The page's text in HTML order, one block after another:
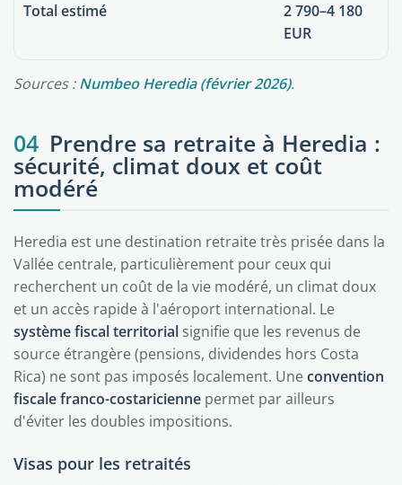
Total estimé
2 790–4 180
EUR
Sources :Numbeo Heredia (février 2026).
04 Prendre sa retraite à Heredia :
sécurité, climat doux et coût
modéré
Heredia est une destination retraite très prisée dans la
Vallée centrale, particulièrement pour ceux qui
recherchent un coût de la vie modéré, un climat doux
et un accès rapide à l'aéroport international. Le
système fiscal territorial signifie que les revenus de
source étrangère (pensions, dividendes hors Costa
Rica) ne sont pas imposés localement. Uneconvention
fiscale franco-costaricienne permet par ailleurs
d'éviter les doubles impositions.
Visas pour les retraités